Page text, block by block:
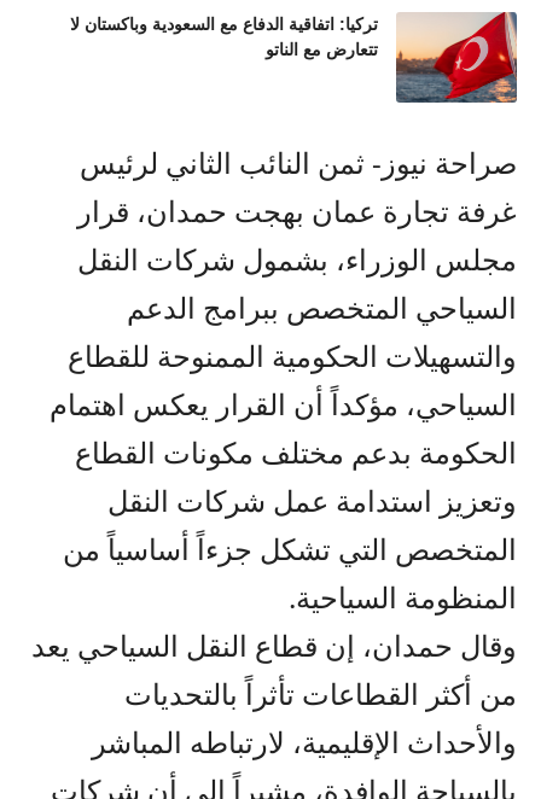
تركيا: اتفاقية الدفاع مع السعودية وباكستان لا
تتعارض مع الناتو
صراحة نيوز- ثمن النائب الثاني لرئيس
غرفة تجارة عمان بهجت حمدان، قرار
مجلس الوزراء، بشمول شركات النقل
السياحي المتخصص ببرامج الدعم
والتسهيلات الحكومية الممنوحة للقطاع
السياحي، مؤكداً أن القرار يعكس اهتمام
الحكومة بدعم مختلف مكونات القطاع
وتعزيز استدامة عمل شركات النقل
المتخصص التي تشكل جزءاً أساسياً من
المنظومة السياحية.
وقال حمدان، إن قطاع النقل السياحي يعد
من أكثر القطاعات تأثراً بالتحديات
والأحداث الإقليمية، لارتباطه المباشر
بالسياحة الوافدة، مشيراً إلى أن شركات